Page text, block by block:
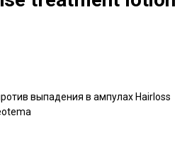
выпадения в ампулах Hairloss